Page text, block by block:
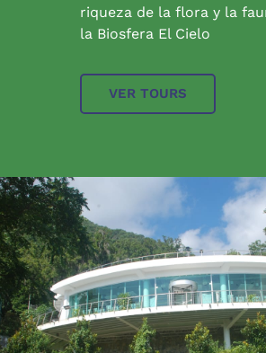
riqueza de la flora y la
la Biosfera El Cielo
VER TOURS